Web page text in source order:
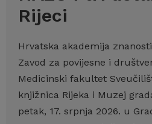
Rijeci
Hrvatska akademija
Zavod za povijesne i
Medicinski fakultet
knjižnica Rijeka i Muzej
petak, 17. srpnja 2026. u